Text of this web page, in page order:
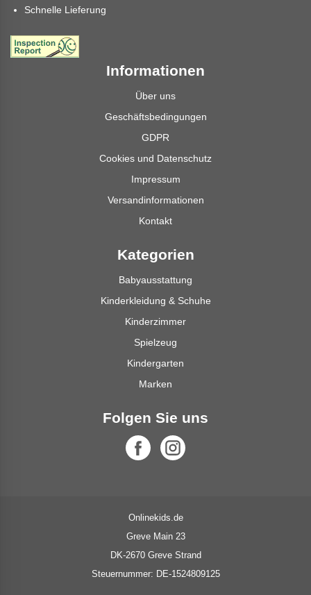
Schnelle Lieferung
Informationen
Über uns
Geschäftsbedingungen
GDPR
Cookies und Datenschutz
Impressum
Versandinformationen
Kontakt
Kategorien
Babyausstattung
Kinderkleidung & Schuhe
Kinderzimmer
Spielzeug
Kindergarten
Marken
Folgen Sie uns
Onlinekids.de
Greve Main 23
DK-2670 Greve Strand
Steuernummer: DE-1524809125